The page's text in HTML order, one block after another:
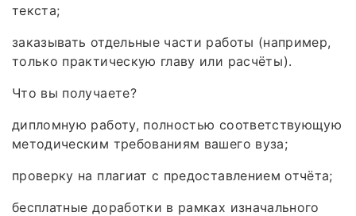
текста;
заказывать отдельные части работы (например,
только практическую главу или расчёты).
Что вы получаете?
дипломную работу, полностью соответствующую
методическим требованиям вашего вуза;
проверку на плагиат с предоставлением отчёта;
бесплатные доработки в рамках изначального